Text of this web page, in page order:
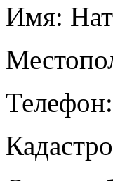
Имя:
Телефон: